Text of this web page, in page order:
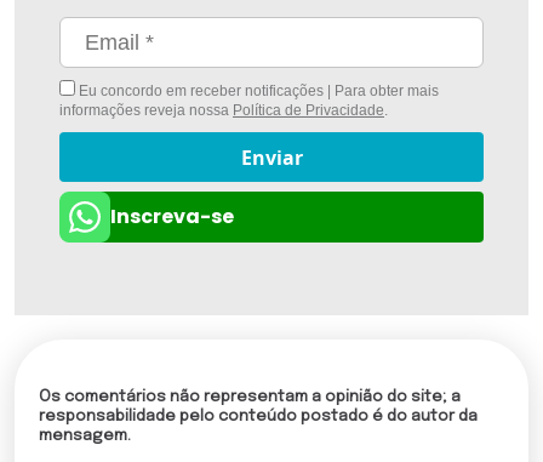
Eu concordo em receber notificações | Para obter mais
informações reveja nossa Política de Privacidade.
Enviar
Inscreva-se
Os comentários não representam a opinião do site; a
responsabilidade pelo conteúdo postado é do autor da
mensagem.